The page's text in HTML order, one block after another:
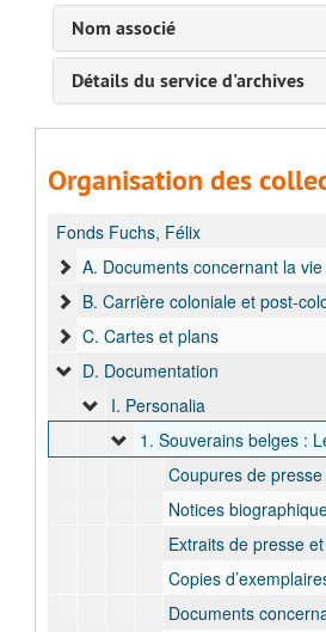
Nom associé
Détails du service d'archives
Organisation des
Fonds Fuchs, Félix
A. Documents concernant la vie
B. Carrière coloniale et post-
C. Cartes et plans
D. Documentation
I. Personalia
1. Souverains belges : Léopold
Coupures de presse et notes rendant hommage au roi
Notices biographiques du
Extraits de presse et notes manuscrites
Copies d’exemplaires du Bulletin officiel du
Documents concernant la mort du roi souverain Léopold II, la prestation